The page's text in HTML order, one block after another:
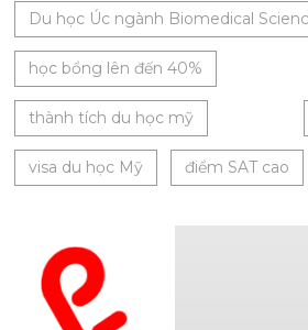
Du học Úc ngành Biomedical
học bổng lên đến 40%
thành tích du học mỹ
visa du học Mỹ điểm SAT cao